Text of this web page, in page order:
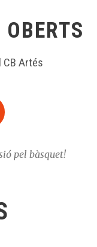
CB Artés
pel bàsquet!